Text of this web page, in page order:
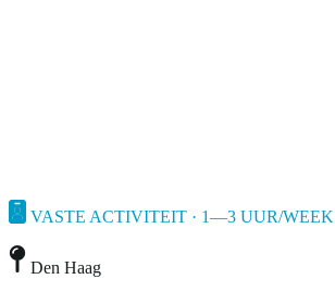
VASTE ACTIVITEIT · 1—3 UUR/WEEK
Den Haag